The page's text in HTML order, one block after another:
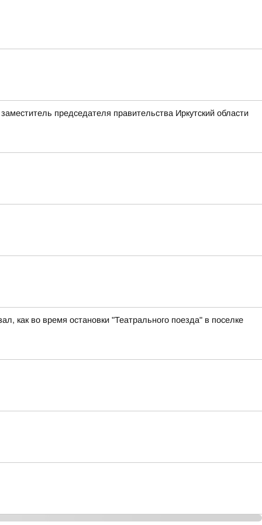
председателя правительства Иркутский области
как во время остановки "Театрального поезда" в поселке